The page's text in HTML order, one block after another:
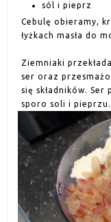
sól i pieprz
Cebulę obieramy,
łyżkach masła do
Ziemniaki
ser oraz
się składników.
sporo soli i